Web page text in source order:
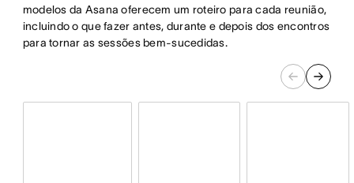
modelos da Asana oferecem um roteiro para cada reunião,
incluindo o que fazer antes, durante e depois dos encontros
para tornar as sessões bem-sucedidas.